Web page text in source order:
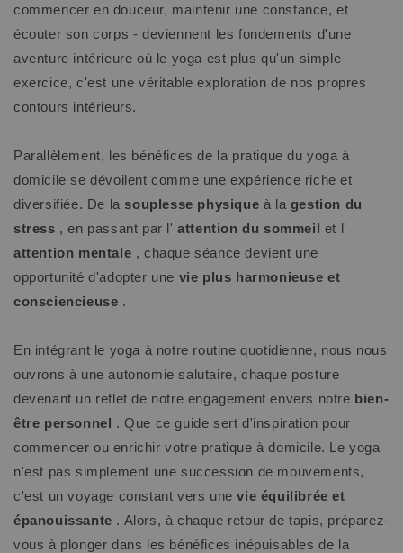
commencer en douceur, maintenir une constance, et
écouter son corps - deviennent les fondements d'une
aventure intérieure où le yoga est plus qu'un simple
exercice, c'est une véritable exploration de nos propres
contours intérieurs.
Parallèlement, les bénéfices de la pratique du yoga à
domicile se dévoilent comme une expérience riche et
diversifiée. De la souplesse physique à la gestion du
stress , en passant par l'attention du sommeil et l'
attention mentale , chaque séance devient une
opportunité d'adopter une vie plus harmonieuse et
consciencieuse .
En intégrant le yoga à notre routine quotidienne, nous nous
ouvrons à une autonomie salutaire, chaque posture
devenant un reflet de notre engagement envers notre bien-
être personnel . Que ce guide sert d'inspiration pour
commencer ou enrichir votre pratique à domicile. Le yoga
n'est pas simplement une succession de mouvements,
c'est un voyage constant vers unevie équilibrée et
épanouissante . Alors, à chaque retour de tapis, préparez-
vous à plonger dans les bénéfices inépuisables de la